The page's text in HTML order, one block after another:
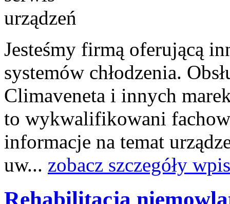
Jesteśmy firmą oferującą
systemów chłodzenia.
Climaveneta i innych
to wykwalifikowani
informacje na temat
uw... zobacz szczegóły
Rehabilitacja